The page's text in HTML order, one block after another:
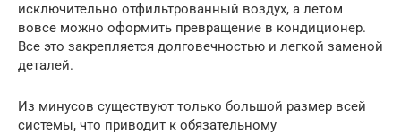
исключительно отфильтрованный воздух, а летом
вовсе можно оформить превращение в кондиционер.
Все это закрепляется долговечностью и легкой заменой
деталей.
Из минусов существуют только большой размер всей
системы, что приводит к обязательному